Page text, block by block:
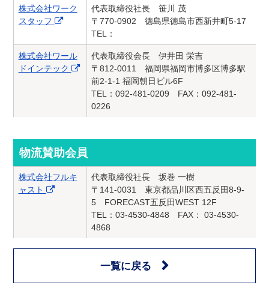
株式会社ワーク
スタッフ
代表取締役社長 笹川 茂
〒770-0902 徳島県徳島市西新井町5-17
TEL：
株式会社ワール
ドインテック
代表取締役会長 伊井田 栄吉
〒812-0011 福岡県福岡市博多区博多駅
前2-1-1 福岡朝日ビル6F
TEL：092-481-0209 FAX：092-481-
0226
物流賛助会員
株式会社フルキ
ャスト
代表取締役社長 坂巻 一樹
〒141-0031 東京都品川区西五反田8-9-
5 FORECAST五反田WEST 12F
TEL：03-4530-4848 FAX： 03-4530-
4868
一覧に戻る